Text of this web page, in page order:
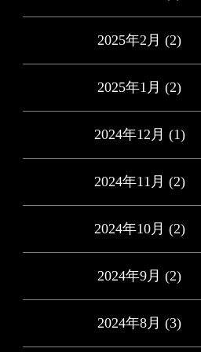
2025年2月 (2)
2025年1月 (2)
2024年12月 (1)
2024年11月 (2)
2024年10月 (2)
2024年9月 (2)
2024年8月 (3)